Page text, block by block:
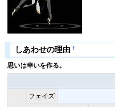
しあわせの理由 †
思いは幸いを作る。
フェイズ